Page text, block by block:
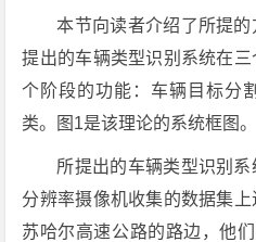
本节向读者介绍了所提
提出的车辆类型识别系统在
个阶段的功能：车辆目标分
类。图1是该理论的系统框图。
所提出的车辆类型识别
分辨率摄像机收集的数据集
苏哈尔高速公路的路边，他